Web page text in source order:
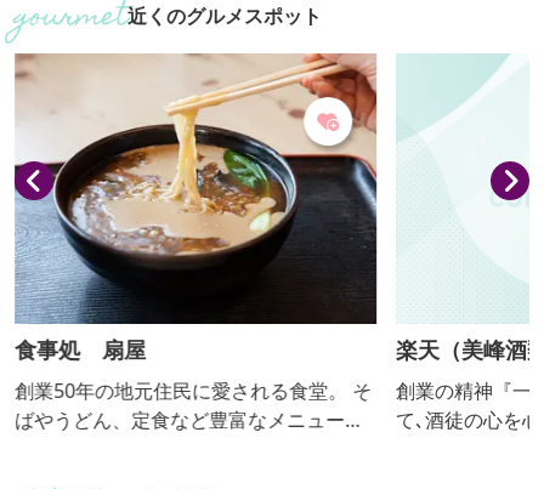
います。 10万㎡の敷地内には、石造りの
教会や、欧州田舎料理や地ビールを振る
舞うレストラン、四季折々の花が咲くイ
ングリッシュガーデンなどが整備され、
中世ヨーロッパの街並みを再現。 城内に
は、ジュエリーやテディベアコレクショ
ンの展示室、サンタミュージ...
水と風と人情で
を続けていま
変わり種も。
近くのグルメスポット
食事処 扇屋
創業50年の地元住民に愛される食堂。 そ
ばやうどん、定食など豊富なメニューが
楽天（美峰酒
創業の精神『一
て､酒徒の心を